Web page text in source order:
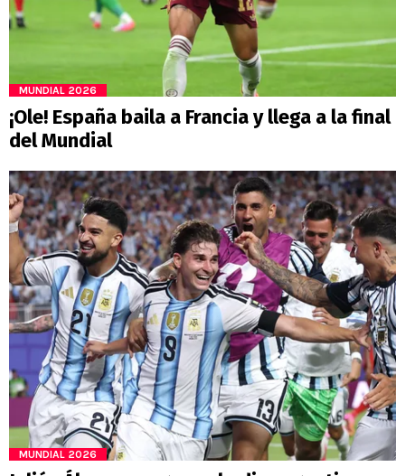
MUNDIAL 2026
¡Ole! España baila a Francia y llega a la final
del Mundial
MUNDIAL 2026